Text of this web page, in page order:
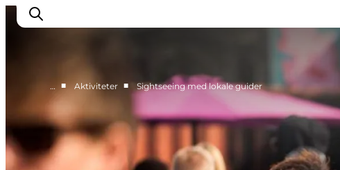
Oplevelser
Kalender
Byer og steder
… ■ Aktiviteter ■ Sightseeing med lokale guider